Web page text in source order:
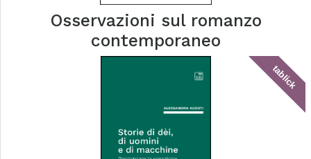
Osservazioni sul romanzo
contemporaneo
tablick